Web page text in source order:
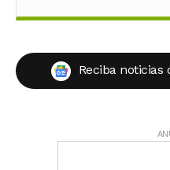
Reciba noticias